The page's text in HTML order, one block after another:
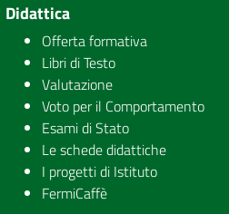
Didattica
Offerta formativa
Libri di Testo
Valutazione
Voto per il Comportamento
Esami di Stato
Le schede didattiche
I progetti di Istituto
FermiCaffè